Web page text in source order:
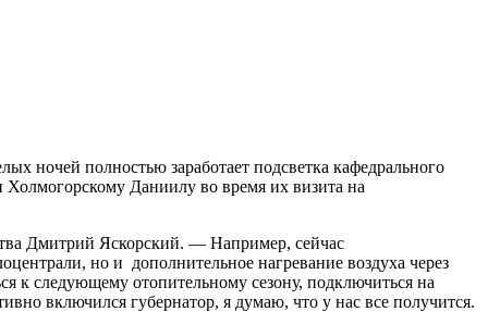
ночей полностью заработает подсветка кафедрального
Даниилу во время их визита на
Дмитрий Яскорский. — Например, сейчас
но и дополнительное нагревание воздуха через
к следующему отопительному сезону, подключиться на
включился губернатор, я думаю, что у нас все получится.